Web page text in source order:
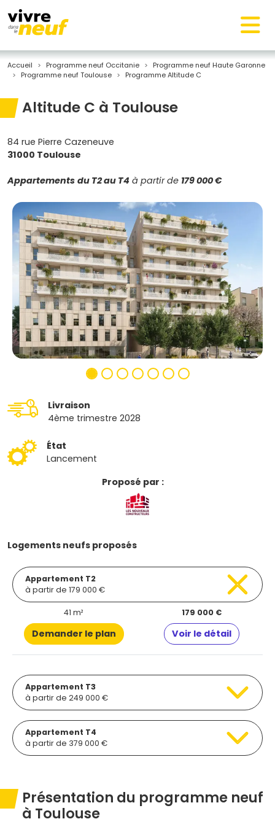
Accueil Programme neuf Occitanie
Programme neuf Haute Garonne
Programme neuf Toulouse
Programme Altitude C
Altitude C à Toulouse
84 rue Pierre Cazeneuve
31000 Toulouse
Appartements du T2 au T4 à partir de 179 000 €
Livraison
4ème trimestre 2028
État
Lancement
Proposé par :
Logements neufs proposés
Appartement T2
à partir de 179 000 €
41 m² 179 000 €
Demander le plan Voir le détail
Appartement T3
à partir de 249 000 €
Appartement T4
à partir de 379 000 €
Présentation du programme neuf
à Toulouse